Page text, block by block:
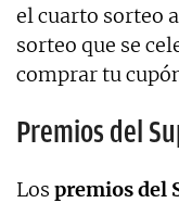
el cuarto sorteo
sorteo que se
comprar tu
Premios del
Los premios del